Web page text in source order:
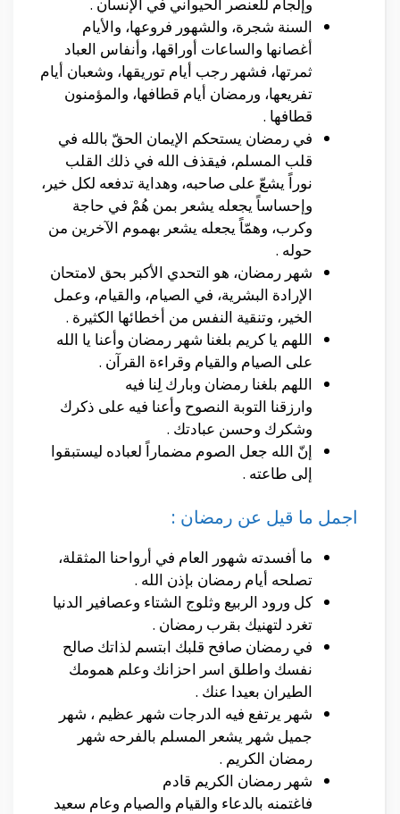
السنة شجرة، والشهور فروعها، والأيام
أغصانها والساعات أوراقها، وأنفاس العباد
ثمرتها، فشهر رجب أيام توريقها، وشعبان أيام
تفريعها، ورمضان أيام قطافها، والمؤمنون
قطافها .
في رمضان يستحكم الإيمان الحقّ بالله في
قلب المسلم، فيقذف الله في ذلك القلب
نوراً يشعّ على صاحبه، وهداية تدفعه لكل خير،
وإحساساً يجعله يشعر بمن هُمْ في حاجة
وكرب، وهمّاً يجعله يشعر بهموم الآخرين من
حوله .
شهر رمضان، هو التحدي الأكبر بحق لامتحان
الإرادة البشرية، في الصيام، والقيام، وعمل
الخير، وتنقية النفس من أخطائها الكثيرة .
اللهم يا كريم بلغنا شهر رمضان وأعنا يا الله
على الصيام والقيام وقراءة القرآن .
اللهم بلغنا رمضان وبارك لِنا فيه
وارزقنا التوبة النصوح وأعنا فيه على ذكرك
وشكرك وحسن عبادتك .
إنّ الله جعل الصوم مضماراً لعباده ليستبقوا
إلى طاعته .
اجمل ما قيل عن رمضان :
ما أفسدته شهور العام في أرواحنا المثقلة،
تصلحه أيام رمضان بإذن الله .
كل ورود الربيع وثلوج الشتاء وعصافير الدنيا
تغرد لتهنيك بقرب رمضان .
في رمضان صافح قلبك ابتسم لذاتك صالح
نفسك واطلق اسر احزانك وعلم همومك
الطيران بعيدا عنك .
شهر يرتفع فيه الدرجات شهر عظيم ، شهر
جميل شهر يشعر المسلم بالفرحه شهر
رمضان الكريم .
شهر رمضان الكريم قادم
فاغتمنه بالدعاء والقيام والصيام وعام سعيد